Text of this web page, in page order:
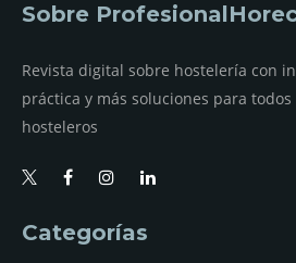
Sobre
Revista digital sobre hostelería con
práctica y más soluciones para
hosteleros
Categorías